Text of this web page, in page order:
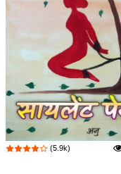
(5.9k)